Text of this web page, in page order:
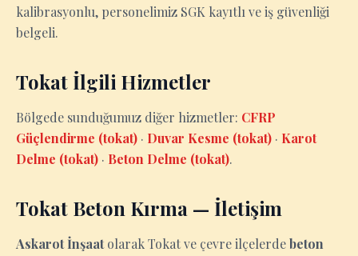
kalibrasyonlu, personelimiz SGK kayıtlı ve iş güvenliği
belgeli.
Tokat İlgili Hizmetler
Bölgede sunduğumuz diğer hizmetler: CFRP
Güçlendirme (tokat) · Duvar Kesme (tokat) · Karot
Delme (tokat) · Beton Delme (tokat).
Tokat Beton Kırma — İletişim
Askarot İnşaatolarak Tokat ve çevre ilçelerdebeton